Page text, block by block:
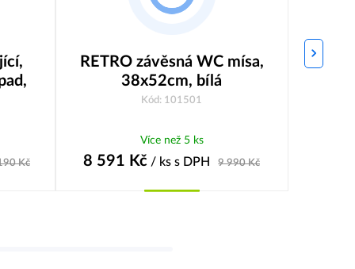
Kč
RETRO závěsná WC mísa,
38x52cm, bílá
Kód: 101501
Více než 5 ks
8 591 Kč / kss DPH 9 990Kč